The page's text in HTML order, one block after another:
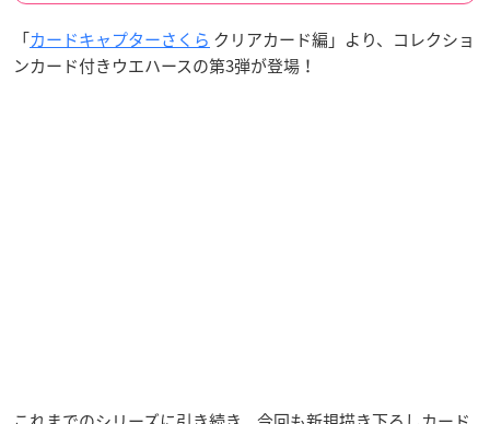
「カードキャプターさくら クリアカード編」より、コレクショ
ンカード付きウエハースの第3弾が登場！